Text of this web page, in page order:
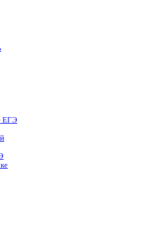
ЕГЭ